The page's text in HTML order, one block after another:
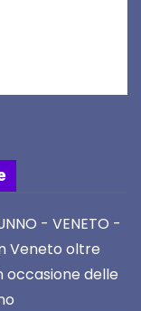
- VENETO -
Veneto oltre
occasione delle